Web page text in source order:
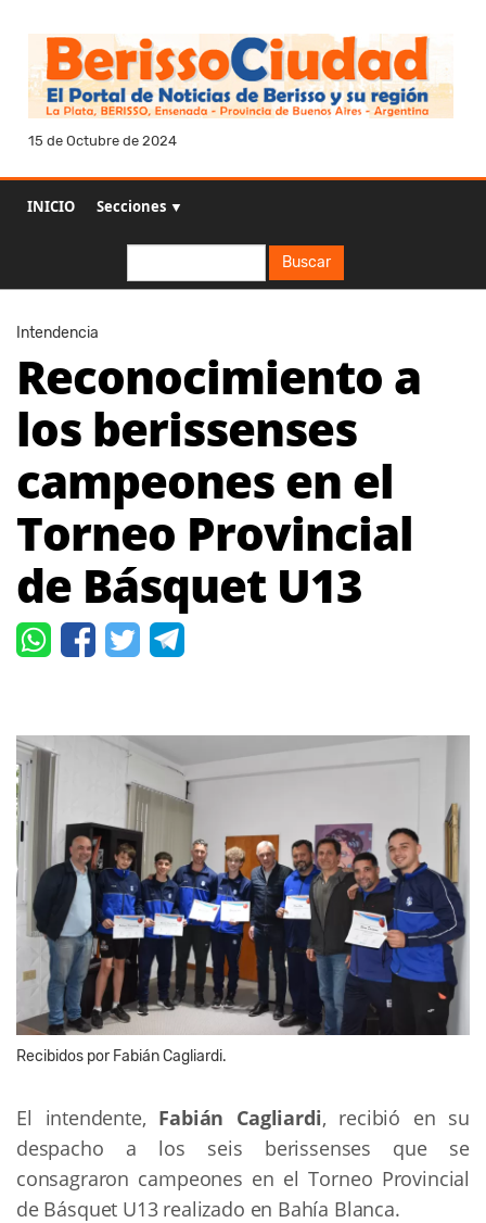
15 de Octubre de 2024
INICIO Secciones ▼
Buscar
Intendencia
Reconocimiento a
los berissenses
campeones en el
Torneo Provincial
de Básquet U13
Recibidos por Fabián Cagliardi.
El intendente, Fabián Cagliardi, recibió en su
despacho a los seis berissenses que se
consagraron campeones en el Torneo Provincial
de Básquet U13 realizado en Bahía Blanca.